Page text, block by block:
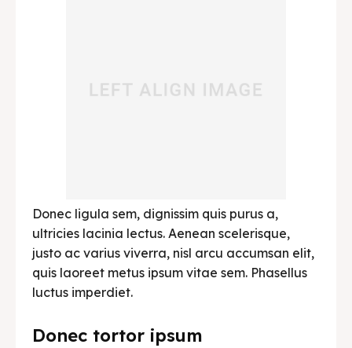
Donec ligula sem, dignissim quis purus a,
ultricies lacinia lectus. Aenean scelerisque,
justo ac varius viverra, nisl arcu accumsan elit,
quis laoreet metus ipsum vitae sem. Phasellus
luctus imperdiet.
Donec tortor ipsum